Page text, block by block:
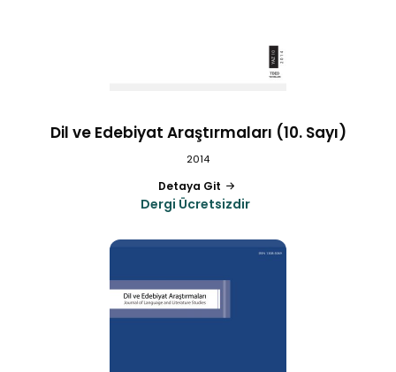
Dil ve Edebiyat Araştırmaları (10. Sayı)
2014
Detaya Git
Dergi Ücretsizdir